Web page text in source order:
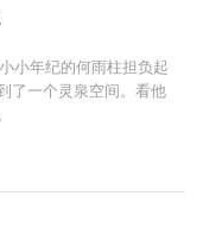
小年纪的何雨柱担负起
了一个灵泉空间。看他